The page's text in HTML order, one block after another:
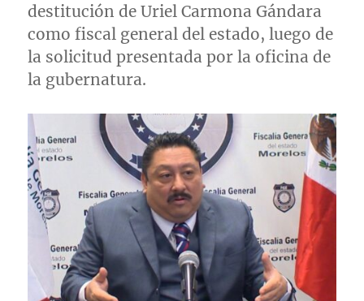
destitución de Uriel Carmona Gándara
como fiscal general del estado, luego de
la solicitud presentada por la oficina de
la gubernatura.